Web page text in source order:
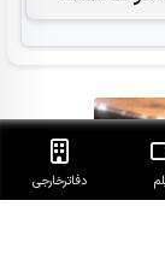
دفاتر‌خارجی